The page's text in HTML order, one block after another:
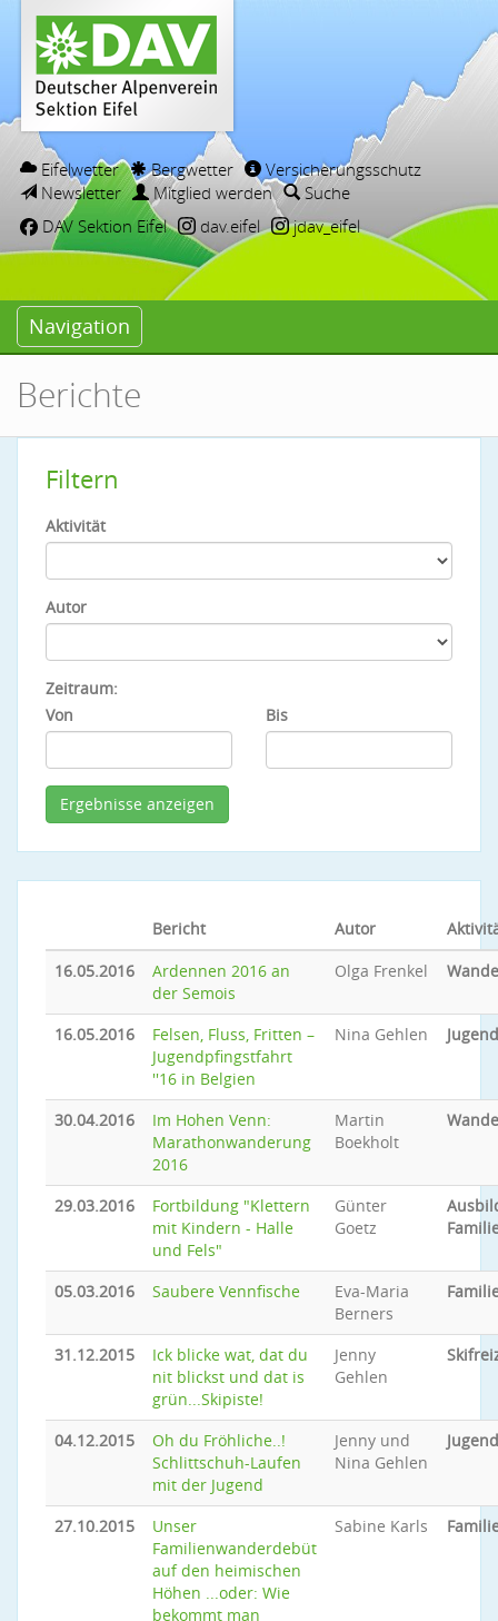
Eifelwetter Bergwetter
Versicherungsschutz
Newsletter
Mitglied werden
Suche
DAV Sektion Eifel
dav.eifel jdav_eifel
Navigation
Berichte
Filtern
Aktivität
Autor
Zeitraum:
Von
Bis
Bericht Autor
16.05.2016
Ardennen 2016 an
der Semois
Olga Frenkel
16.05.2016
Felsen, Fluss, Fritten –
Jugendpfingstfahrt
''16 in Belgien
Nina Gehlen
30.04.2016
Im Hohen Venn:
Marathonwanderung
2016
Martin
Boekholt
29.03.2016
Fortbildung "Klettern
mit Kindern - Halle
und Fels"
Günter
Goetz
05.03.2016 Saubere Vennfische
Eva-Maria
Berners
31.12.2015
Ick blicke wat, dat du
nit blickst und dat is
grün...Skipiste!
Jenny
Gehlen
04.12.2015
Oh du Fröhliche..!
Schlittschuh-Laufen
mit der Jugend
Jenny und
Nina Gehlen
27.10.2015
Unser
Familienwanderdebüt
auf den heimischen
Höhen ...oder: Wie
bekommt man
Sabine Karls